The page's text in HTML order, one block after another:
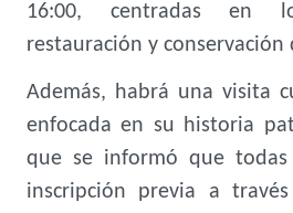
16:00, centradas en
restauración y conservación
Además, habrá una visita
enfocada en su historia
que se informó que
inscripción previa a